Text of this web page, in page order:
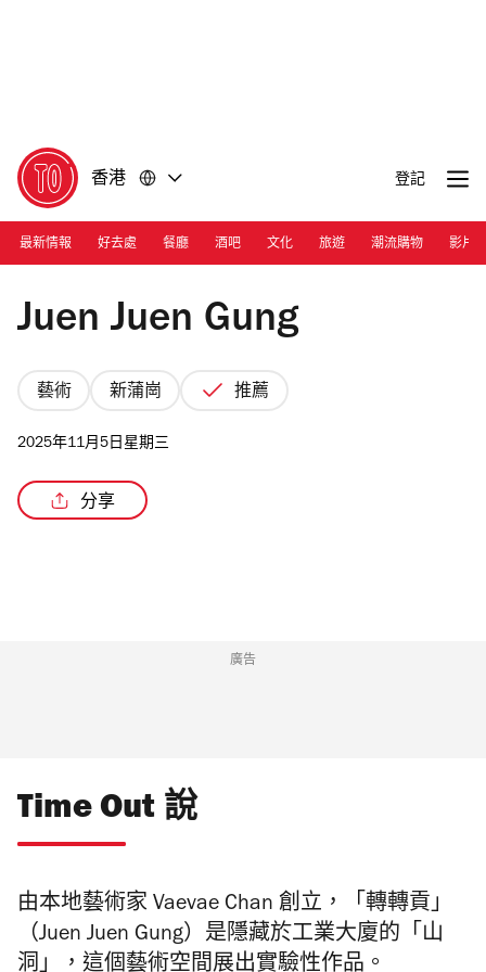
香港 登記
最新情報 好去處 餐廳 酒吧 文化 旅遊 潮流購物 影片
Photograph: Courtesy Juen Juen Gung
Juen Juen Gung
藝術 新蒲崗 推薦
2025年11月5日星期三
分享
廣告
Time Out 說
由本地藝術家 Vaevae Chan 創立，「轉轉貢」
（Juen Juen Gung）是隱藏於工業大廈的「山
洞」，這個藝術空間展出實驗性作品。